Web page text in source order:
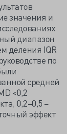
значения и
диапазон
деления IQR
по
средней
<0,2
0,2–0,5 –
эффект